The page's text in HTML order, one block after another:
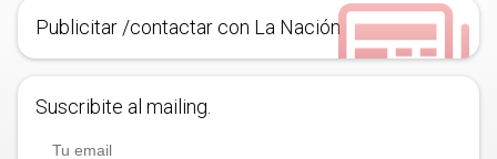
Publicitar /contactar con La Nación
Suscribite al mailing.